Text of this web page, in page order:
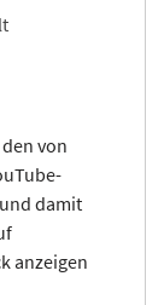
von
damit
anzeigen